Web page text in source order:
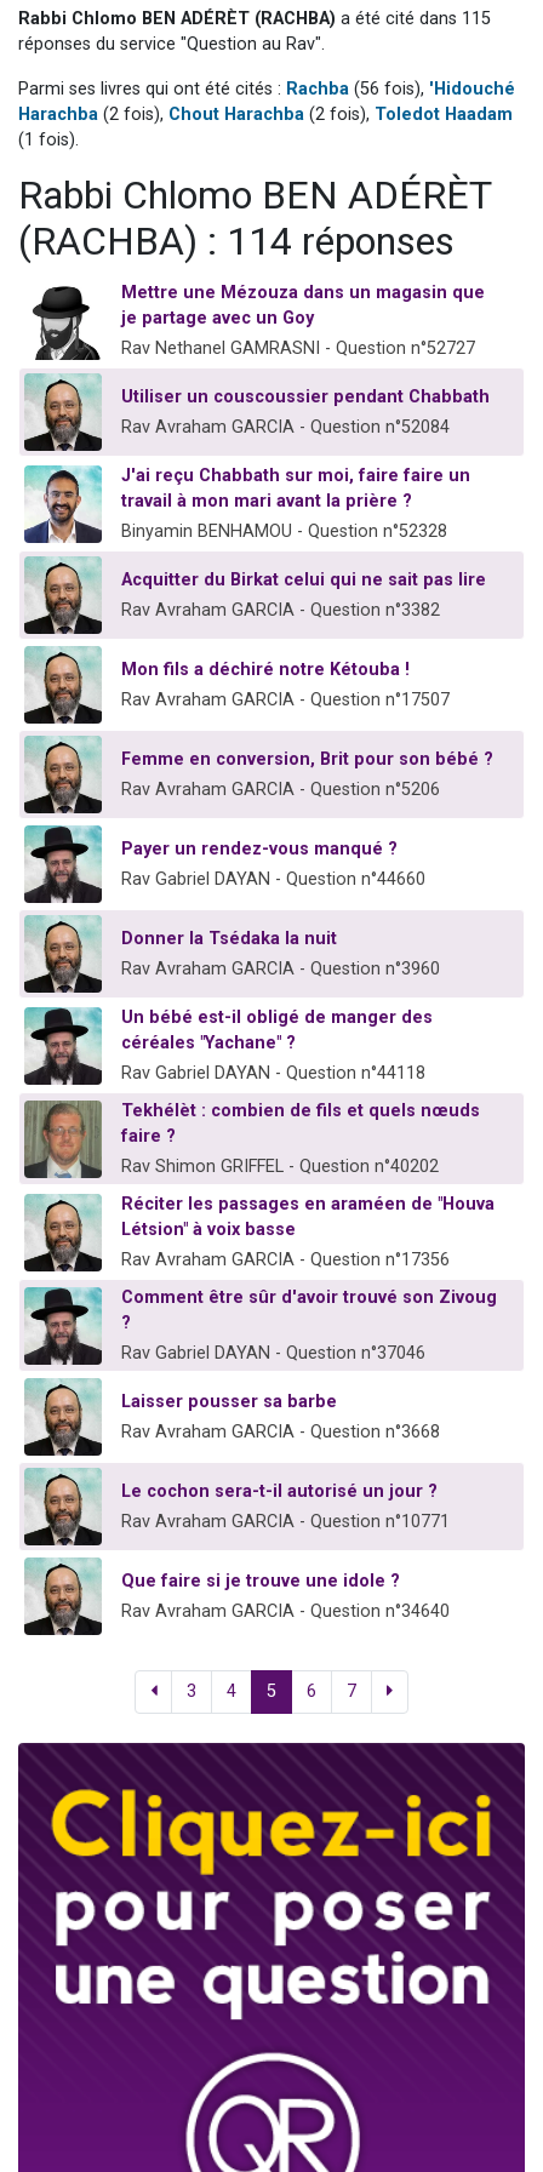
Il reste 49 places pour étudier en groupe sur Zoom
12 nouvelles musiques dans Torah-Box Music
3 personnes viennent de nous rejoindre sur WhatsApp
Rabbi Chlomo BEN ADÉRÈT (RACHBA) a été cité dans 115
réponses du service "Question au Rav".
Parmi ses livres qui ont été cités : Rachba (56 fois), 'Hidouché
Harachba (2 fois), Chout Harachba (2 fois), Toledot Haadam
(1 fois).
Rabbi Chlomo BEN ADÉRÈT
(RACHBA) : 114 réponses
Mettre une Mézouza dans un magasin que
je partage avec un Goy
Rav Nethanel GAMRASNI - Question n°52727
Utiliser un couscoussier pendant Chabbath
Rav Avraham GARCIA - Question n°52084
J'ai reçu Chabbath sur moi, faire faire un
travail à mon mari avant la prière ?
Binyamin BENHAMOU - Question n°52328
Acquitter du Birkat celui qui ne sait pas lire
Rav Avraham GARCIA - Question n°3382
Mon fils a déchiré notre Kétouba !
Rav Avraham GARCIA - Question n°17507
Femme en conversion, Brit pour son bébé ?
Rav Avraham GARCIA - Question n°5206
Payer un rendez-vous manqué ?
Rav Gabriel DAYAN - Question n°44660
Donner la Tsédaka la nuit
Rav Avraham GARCIA - Question n°3960
Un bébé est-il obligé de manger des
céréales "Yachane" ?
Rav Gabriel DAYAN - Question n°44118
Tekhélèt : combien de fils et quels nœuds
faire ?
Rav Shimon GRIFFEL - Question n°40202
Réciter les passages en araméen de "Houva
Létsion" à voix basse
Rav Avraham GARCIA - Question n°17356
Comment être sûr d'avoir trouvé son Zivoug
?
Rav Gabriel DAYAN - Question n°37046
Laisser pousser sa barbe
Rav Avraham GARCIA - Question n°3668
Le cochon sera-t-il autorisé un jour ?
Rav Avraham GARCIA - Question n°10771
Que faire si je trouve une idole ?
Rav Avraham GARCIA - Question n°34640
3 4 5 6 7